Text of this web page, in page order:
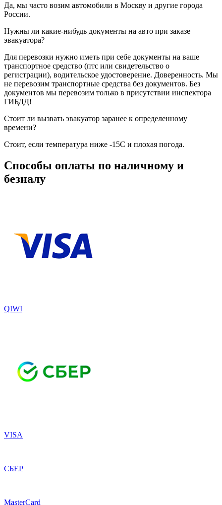
Да, мы часто возим автомобили в Москву и другие города
России.
Нужны ли какие-нибудь документы на авто при заказе
эвакуатора?
Для перевозки нужно иметь при себе документы на ваше
транспортное средство (птс или свидетельство о
регистрации), водительское удостоверение. Доверенность. Мы
не перевозим транспортные средства без документов. Без
документов мы перевозим только в присутствии инспектора
ГИБДД!
Стоит ли вызвать эвакуатор заранее к определенному
времени?
Стоит, если температура ниже -15С и плохая погода.
Способы оплаты по наличному и
безналу
QIWI
VISA
СБЕР
MasterCard